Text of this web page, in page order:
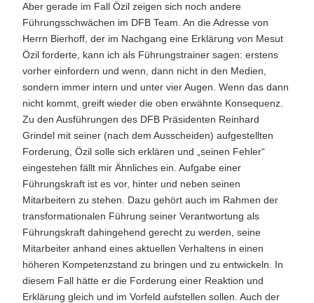
Aber gerade im Fall Özil zeigen sich noch andere
Führungsschwächen im DFB Team. An die Adresse von
Herrn Bierhoff, der im Nachgang eine Erklärung von Mesut
Özil forderte, kann ich als Führungstrainer sagen: erstens
vorher einfordern und wenn, dann nicht in den Medien,
sondern immer intern und unter vier Augen. Wenn das dann
nicht kommt, greift wieder die oben erwähnte Konsequenz.
Zu den Ausführungen des DFB Präsidenten Reinhard
Grindel mit seiner (nach dem Ausscheiden) aufgestellten
Forderung, Özil solle sich erklären und „seinen Fehler“
eingestehen fällt mir Ähnliches ein. Aufgabe einer
Führungskraft ist es vor, hinter und neben seinen
Mitarbeitern zu stehen. Dazu gehört auch im Rahmen der
transformationalen Führung seiner Verantwortung als
Führungskraft dahingehend gerecht zu werden, seine
Mitarbeiter anhand eines aktuellen Verhaltens in einen
höheren Kompetenzstand zu bringen und zu entwickeln. In
diesem Fall hätte er die Forderung einer Reaktion und
Erklärung gleich und im Vorfeld aufstellen sollen. Auch der